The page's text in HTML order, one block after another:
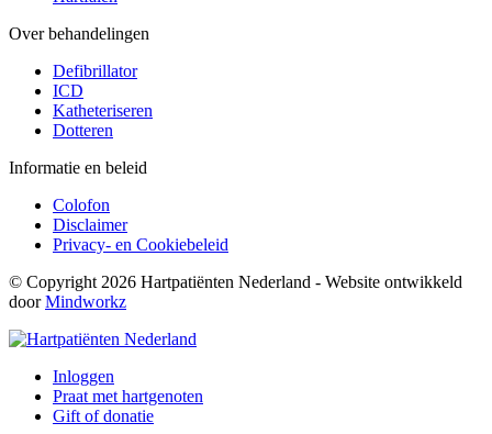
Over behandelingen
Defibrillator
ICD
Katheteriseren
Dotteren
Informatie en beleid
Colofon
Disclaimer
Privacy- en Cookiebeleid
© Copyright 2026 Hartpatiënten Nederland - Website ontwikkeld
doorMindworkz
Inloggen
Praat met hartgenoten
Gift of donatie